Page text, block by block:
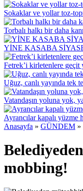
Sokaklar ve yollar toz-
Torbalı halkı bir daha
YİNE KASABA
Fetrek’i kirletenlere geçit
Uğuz, canlı yayında tek
Vatandaşın yoluna yok,
Ayrancılar kapalı yüzme
Anasayfa » GÜNDEM »
mobbing!